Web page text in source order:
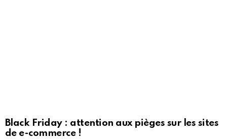
Black Friday : attention aux pièges sur les sites
de e-commerce !